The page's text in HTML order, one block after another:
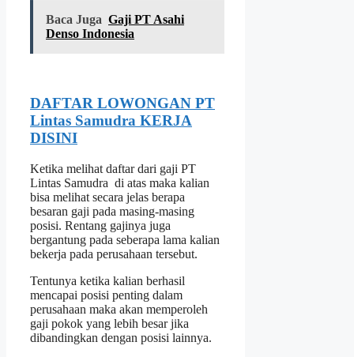
Baca Juga Gaji PT Asahi
Denso Indonesia
DAFTAR LOWONGAN PT
Lintas Samudra KERJA
DISINI
Ketika melihat daftar dari gaji PT
Lintas Samudra di atas maka kalian
bisa melihat secara jelas berapa
besaran gaji pada masing-masing
posisi. Rentang gajinya juga
bergantung pada seberapa lama kalian
bekerja pada perusahaan tersebut.
Tentunya ketika kalian berhasil
mencapai posisi penting dalam
perusahaan maka akan memperoleh
gaji pokok yang lebih besar jika
dibandingkan dengan posisi lainnya.